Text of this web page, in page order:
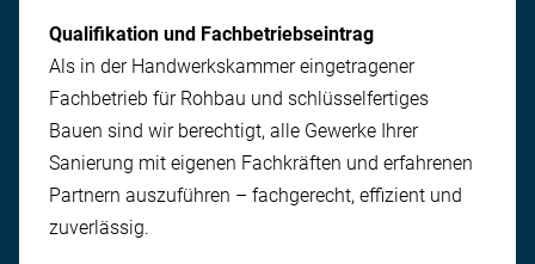
Qualifikation und Fachbetriebseintrag
Als in der Handwerks­kammer eingetragener
Fachbetrieb für Rohbau und schlüssel­fertiges
Bauen sind wir berechtigt, alle Gewerke Ihrer
Sanierung mit eigenen Fachkräften und erfahrenen
Partnern auszuführen – fach­gerecht, effizient und
zuverlässig.